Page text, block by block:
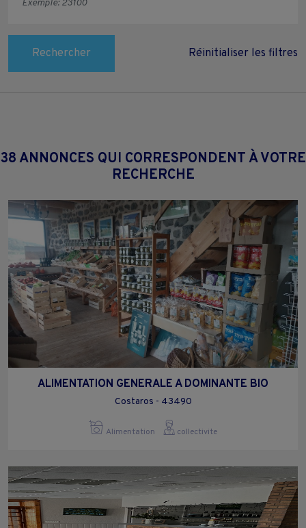
Rechercher Réinitialiser les filtres
38 ANNONCES QUI CORRESPONDENT À VOTRE
RECHERCHE
ALIMENTATION GENERALE A DOMINANTE BIO
Costaros - 43490
Alimentation collectivite